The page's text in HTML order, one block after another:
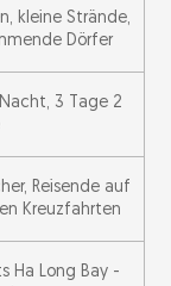
kleine Strände,
Dörfer
3 Tage 2
Reisende auf
Kreuzfahrten
Ha Long Bay -